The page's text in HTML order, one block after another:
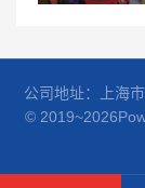
公司地址：上海
©